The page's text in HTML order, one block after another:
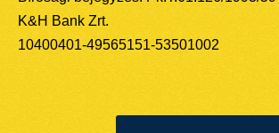
K&H Bank Zrt.
10400401-49565151-53501002